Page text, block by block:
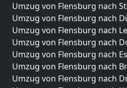
Umzug von Flensburg nach
Umzug von Flensburg nach
Umzug von Flensburg nach
Umzug von Flensburg nach
Umzug von Flensburg nach
Umzug von Flensburg nach
Umzug von Flensburg nach